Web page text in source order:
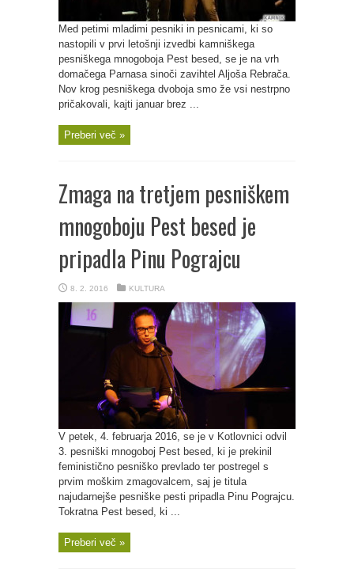
Med petimi mladimi pesniki in pesnicami, ki so
nastopili v prvi letošnji izvedbi kamniškega
pesniškega mnogoboja Pest besed, se je na vrh
domačega Parnasa sinoči zavihtel Aljoša Rebrača.
Nov krog pesniškega dvoboja smo že vsi nestrpno
pričakovali, kajti januar brez ...
Preberi več »
Zmaga na tretjem pesniškem
mnogoboju Pest besed je
pripadla Pinu Pograjcu
8. 2. 2016 KULTURA
V petek, 4. februarja 2016, se je v Kotlovnici odvil
3. pesniški mnogoboj Pest besed, ki je prekinil
feministično pesniško prevlado ter postregel s
prvim moškim zmagovalcem, saj je titula
najudarnejše pesniške pesti pripadla Pinu Pograjcu.
Tokratna Pest besed, ki ...
Preberi več »